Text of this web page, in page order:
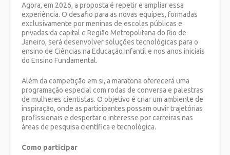
Agora, em 2026, a proposta é repetir e ampliar essa
experiência. O desafio para as novas equipes, formadas
exclusivamente por meninas de escolas públicas e
privadas da capital e Região Metropolitana do Rio de
Janeiro, será desenvolver soluções tecnológicas para o
ensino de Ciências na Educação Infantil e nos anos iniciais
do Ensino Fundamental.
Além da competição em si, a maratona oferecerá uma
programação especial com rodas de conversa e palestras
de mulheres cientistas. O objetivo é criar um ambiente de
inspiração, onde as participantes possam ouvir trajetórias
profissionais e despertar o interesse por carreiras nas
áreas de pesquisa científica e tecnológica.
Como participar